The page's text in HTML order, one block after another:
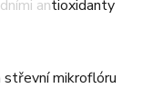
antioxidanty
střevní mikroflóru